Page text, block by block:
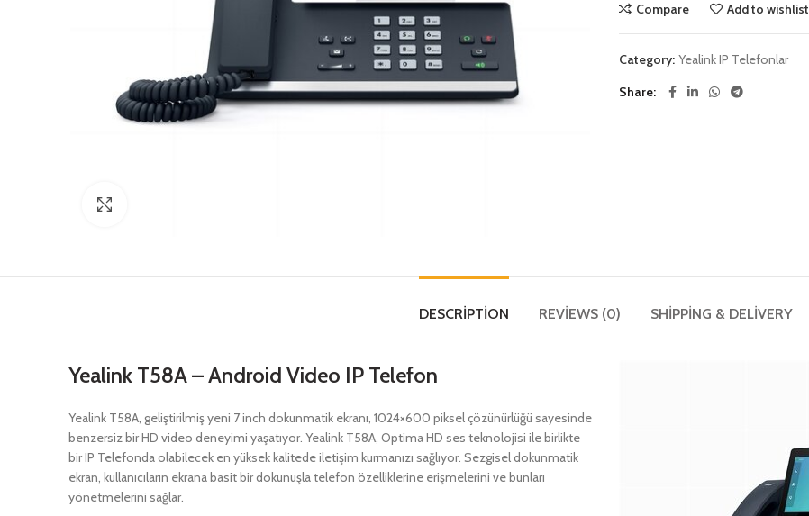
Compare Add to wishlist
Category: Yealink IP Telefonlar
Share
DESCRIPTION REVIEWS (0) SHIPPING & DELIVERY
Yealink T58A – Android Video IP Telefon
Yealink T58A, geliştirilmiş yeni 7 inch dokunmatik ekranı, 1024×600 piksel çözünürlüğü sayesinde
benzersiz bir HD video deneyimi yaşatıyor. Yealink T58A, Optima HD ses teknolojisi ile birlikte
bir IP Telefonda olabilecek en yüksek kalitede iletişim kurmanızı sağlıyor. Sezgisel dokunmatik
ekran, kullanıcıların ekrana basit bir dokunuşla telefon özelliklerine erişmelerini ve bunları
yönetmelerini sağlar.